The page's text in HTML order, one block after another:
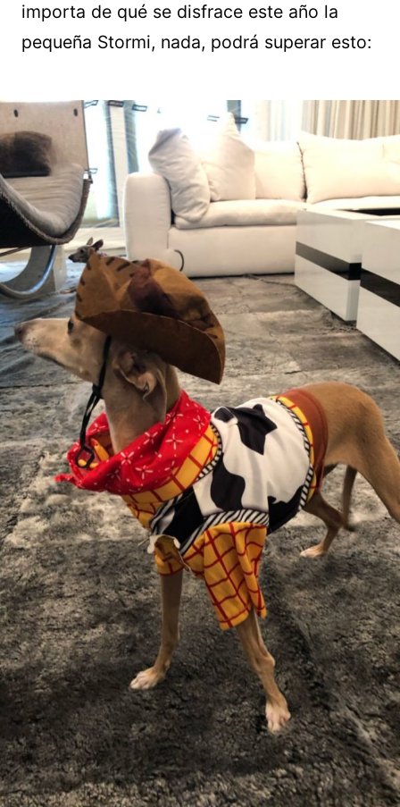
importa de qué se disfrace este año la
pequeña Stormi, nada, podrá superar esto: